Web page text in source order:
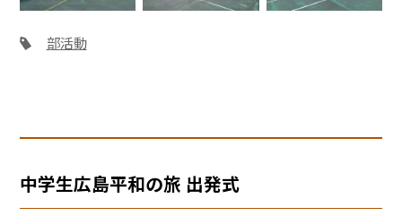
部活動
中学生広島平和の旅 出発式